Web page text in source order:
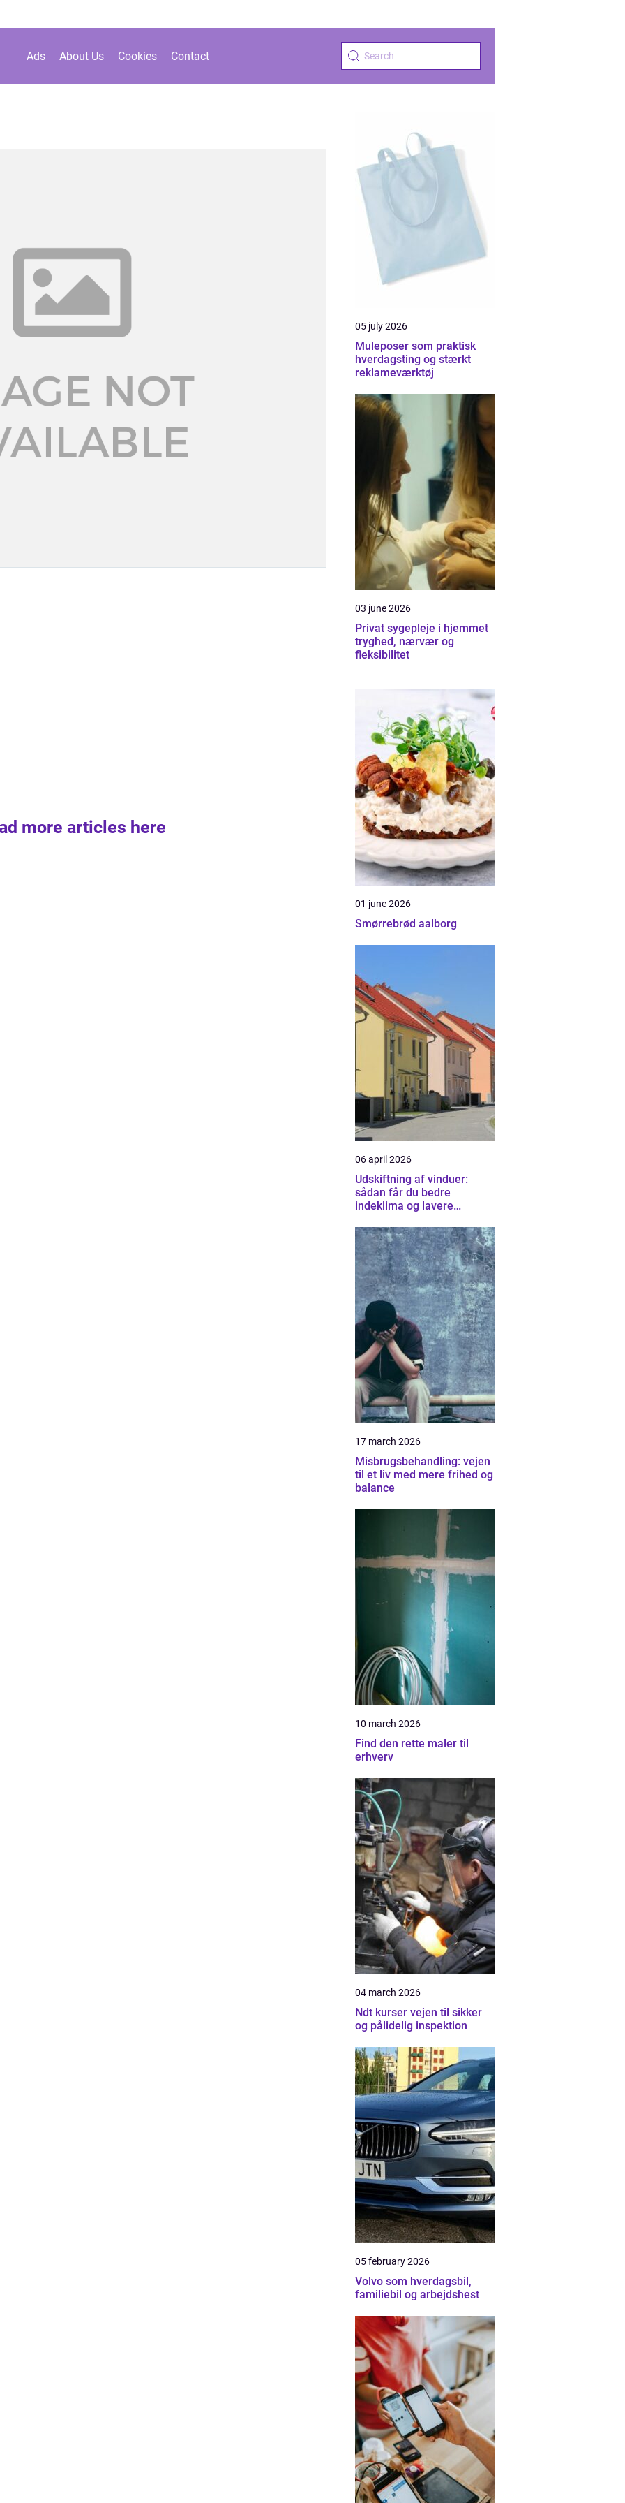
Ads About Us Cookies Contact
more articles here
05 july 2026
Muleposer som praktisk
hverdagsting og stærkt
reklameværktøj
03 june 2026
Privat sygepleje i hjemmet
tryghed, nærvær og
fleksibilitet
01 june 2026
Smørrebrød aalborg
06 april 2026
Udskiftning af vinduer:
sådan får du bedre
indeklima og lavere
17 march 2026
Misbrugsbehandling: vejen
til et liv med mere frihed og
balance
10 march 2026
Find den rette maler til
erhverv
04 march 2026
Ndt kurser vejen til sikker
og pålidelig inspektion
05 february 2026
Volvo som hverdagsbil,
familiebil og arbejdshest